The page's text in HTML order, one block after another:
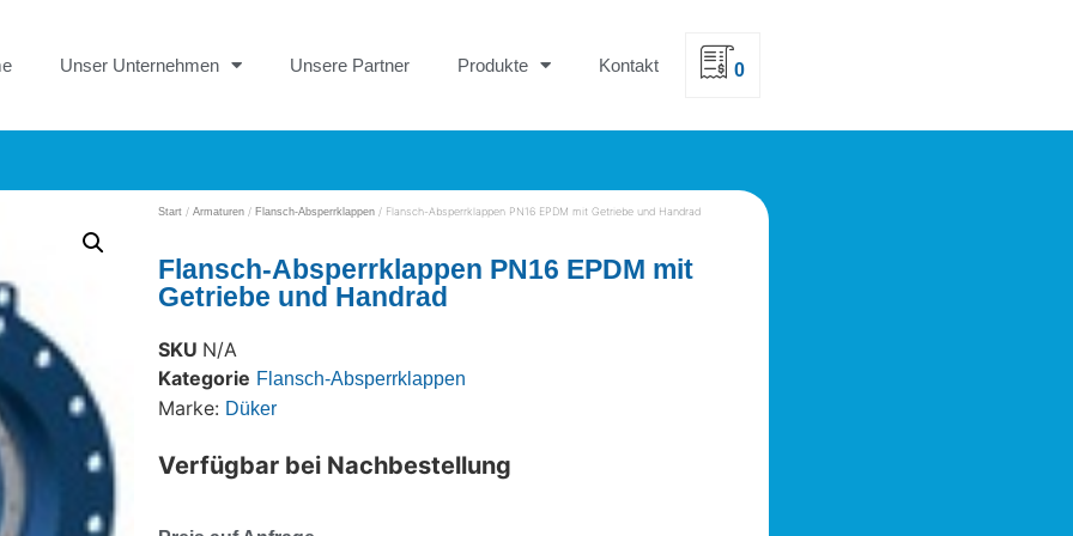
Unser Unternehmen Unsere Partner Produkte Kontakt 0
Start / Armaturen / Flansch-Absperrklappen / Flansch-Absperrklappen PN16 EPDM mit Getriebe und Handrad
Flansch-Absperrklappen PN16 EPDM mit
Getriebe und Handrad
SKU N/A
Kategorie Flansch-Absperrklappen
Marke: Düker
Verfügbar bei Nachbestellung